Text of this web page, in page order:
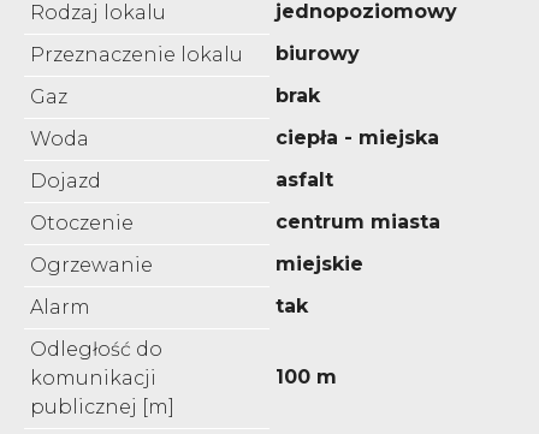
Rodzaj lokalu
jednopoziomowy
Przeznaczenie lokalu
biurowy
Gaz
brak
Woda
ciepła - miejska
Dojazd
asfalt
Otoczenie
centrum miasta
Ogrzewanie
miejskie
Alarm
tak
Odległość do
komunikacji
publicznej [m]
100 m